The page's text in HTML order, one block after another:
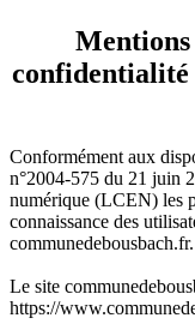
Mentions
confidentialité
Conformément aux
n°2004-575 du 21 juin
numérique (LCEN) les
connaissance des
communedebousbach.fr.
Le site
https://